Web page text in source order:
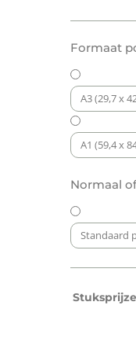
Formaat
A3 (29,7 x
A1 (59,4 x
Normaal
Standaard
Lieve
Lama